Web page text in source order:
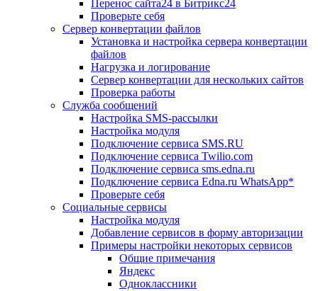
Перенос сайта24 в Битрикс24
Проверьте себя
Сервер конвертации файлов
Установка и настройка сервера конвертации
файлов
Нагрузка и логирование
Сервер конвертации для нескольких сайтов
Проверка работы
Служба сообщений
Настройка SMS-рассылки
Настройка модуля
Подключение сервиса SMS.RU
Подключение сервиса Twilio.com
Подключение сервиса sms.edna.ru
Подключение сервиса Edna.ru WhatsApp*
Проверьте себя
Социальные сервисы
Настройка модуля
Добавление сервисов в форму авторизации
Примеры настройки некоторых сервисов
Общие примечания
Яндекс
Одноклассники